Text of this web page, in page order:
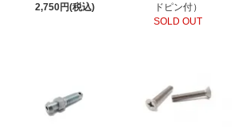
2,750円(税込)
ドピン付）
SOLD OUT